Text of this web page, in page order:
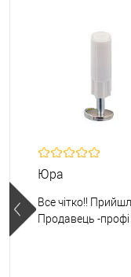
Юра
Все чітко!!
Продавець -профі